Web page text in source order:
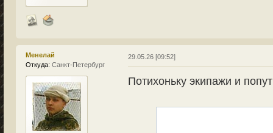
Менелай
Откуда: Санкт-Петербург
29.05.26 [09:52]
Потихоньку экипажи и